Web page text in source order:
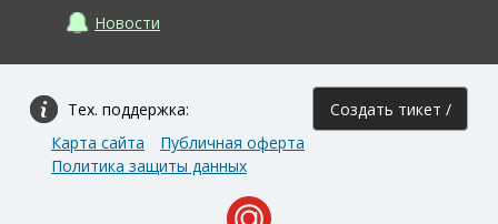
Новости
Тех. поддержка: Создать тикет /
Карта сайта
Публичная оферта
Политика защиты данных